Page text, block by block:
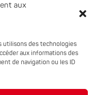
aux
utilisons des technologies
aux informations des
de navigation ou les ID
et participe à
sensibles
en